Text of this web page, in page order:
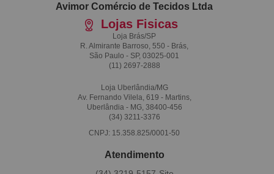
Avimor Comércio de Tecidos Ltda
Lojas Fisicas
Loja Brás/SP
R. Almirante Barroso, 550 - Brás,
São Paulo - SP, 03025-001
(11) 2697-2888
Loja Uberlândia/MG
Av. Fernando Vilela, 619 - Martins,
Uberlândia - MG, 38400-456
(34) 3211-3376
CNPJ: 15.358.825/0001-50
Atendimento